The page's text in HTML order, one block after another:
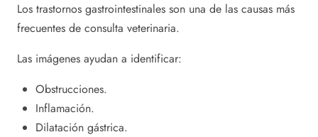
Los trastornos gastrointestinales son una de las causas más
frecuentes de consulta veterinaria.
Las imágenes ayudan a identificar:
Obstrucciones.
Inflamación.
Dilatación gástrica.